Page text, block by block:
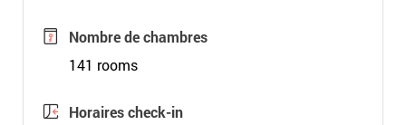
Nombre de chambres
141 rooms
Horaires check-in